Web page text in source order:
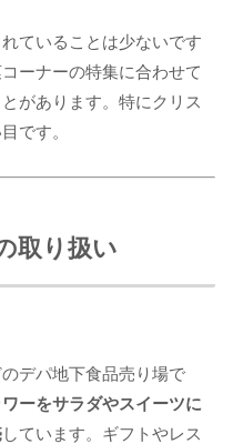
ていることは少ないです
ーナーの特集に合わせて
があります。特にクリス
です。
取り扱い
デパ地下食品売り場で
ーをサラダやスイーツに
しています。ギフトやレス